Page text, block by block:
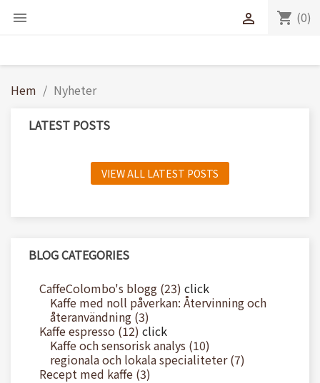
 shopping_cart (0)

Hem Nyheter
LATEST POSTS
VIEW ALL LATEST POSTS
BLOG CATEGORIES
CaffeColombo's blogg (23) click
Kaffe med noll påverkan: Återvinning och
återanvändning (3)
Kaffe espresso (12) click
Kaffe och sensorisk analys (10)
regionala och lokala specialiteter (7)
Recept med kaffe (3)